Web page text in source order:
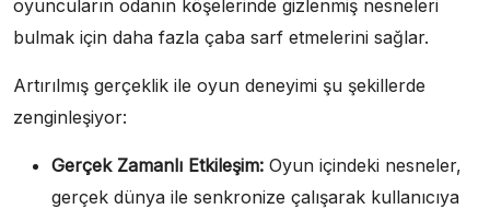
oyuncuların odanın köşelerinde gizlenmiş nesneleri
bulmak için daha fazla çaba sarf etmelerini sağlar.
Artırılmış gerçeklik ile oyun deneyimi şu şekillerde
zenginleşiyor:
Gerçek Zamanlı Etkileşim: Oyun içindeki nesneler,
gerçek dünya ile senkronize çalışarak kullanıcıya